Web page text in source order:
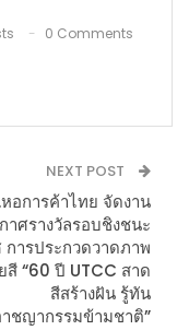
0 Comments
NEXT POST
อการค้าไทย จัดงาน
าศรางวัลรอบชิงชนะ
การประกวดวาดภาพ
สี “60 ปี UTCC สาด
สีสร้างฝัน รู้ทัน
ชญากรรมข้ามชาติ”